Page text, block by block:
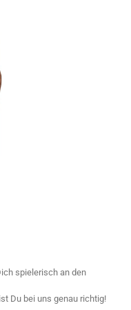
spielerisch an den
Du bei uns genau richtig!